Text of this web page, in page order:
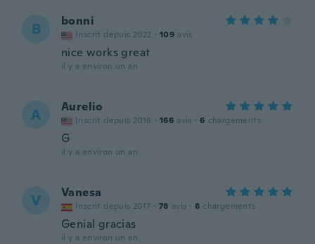
B bonni
Inscrit depuis 2022 · 109 avis
nice works great
il y a environ un an
A Aurelio
Inscrit depuis 2016 · 166 avis · 6 chargements
G
il y a environ un an
V Vanesa
Inscrit depuis 2017 · 78 avis · 8 chargements
Genial gracias
il y a environ un an